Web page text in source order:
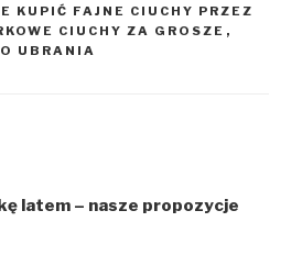
KUPIĆ FAJNE CIUCHY PRZEZ
CIUCHY ZA GROSZE ,
UBRANIA
latem – nasze propozycje